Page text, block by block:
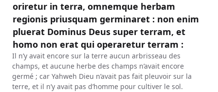
oriretur in terra, omnemque herbam
regionis priusquam germinaret : non enim
pluerat Dominus Deus super terram, et
homo non erat qui operaretur terram :
Il n’y avait encore sur la terre aucun arbrisseau des
champs, et aucune herbe des champs n’avait encore
germé ; car Yahweh Dieu n’avait pas fait pleuvoir sur la
terre, et il n’y avait pas d’homme pour cultiver le sol.